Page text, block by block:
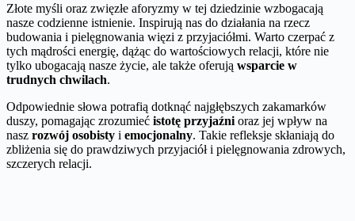
Złote myśli oraz zwięzłe aforyzmy w tej dziedzinie wzbogacają
nasze codzienne istnienie. Inspirują nas do działania na rzecz
budowania i pielęgnowania więzi z przyjaciółmi. Warto czerpać z
tych mądrości energię, dążąc do wartościowych relacji, które nie
tylko ubogacają nasze życie, ale także oferują wsparcie w
trudnych chwilach.
Odpowiednie słowa potrafią dotknąć najgłębszych zakamarków
duszy, pomagając zrozumieć istotę przyjaźni oraz jej wpływ na
nasz rozwój osobisty i emocjonalny. Takie refleksje skłaniają do
zbliżenia się do prawdziwych przyjaciół i pielęgnowania zdrowych,
szczerych relacji.